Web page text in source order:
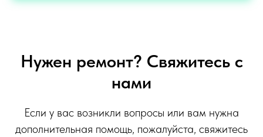
Нужен ремонт? Свяжитесь с
нами
Если у вас возникли вопросы или вам нужна
дополнительная помощь, пожалуйста, свяжитесь